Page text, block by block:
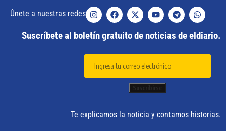
Únete a nuestras redes
Suscríbete al boletín gratuito de noticias de eldiario.
Te explicamos la noticia y contamos historias.